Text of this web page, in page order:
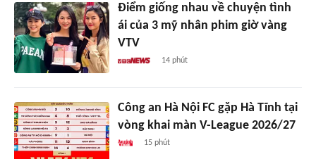
Điểm giống nhau về chuyện tình
ái của 3 mỹ nhân phim giờ vàng
VTV
14 phút
Công an Hà Nội FC gặp Hà Tĩnh tại
vòng khai màn V-League 2026/27
15 phút